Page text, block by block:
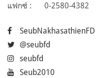
แฟกซ์ :
0-2580-4382
SeubNakhasathienFD
@seubfd
seubfd
Seub2010